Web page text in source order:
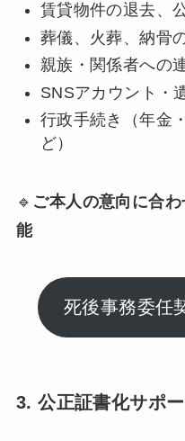
賃貸物件の退去、
葬儀、火葬、納骨
親族・関係者への
SNSアカウント・
行政手続き（年金
ど）
🔹 ご本人の意向に合
能
死後事務委任
3. 公正証書化サポー